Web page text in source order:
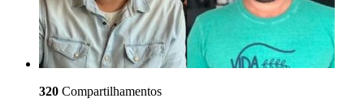
320 Compartilhamentos